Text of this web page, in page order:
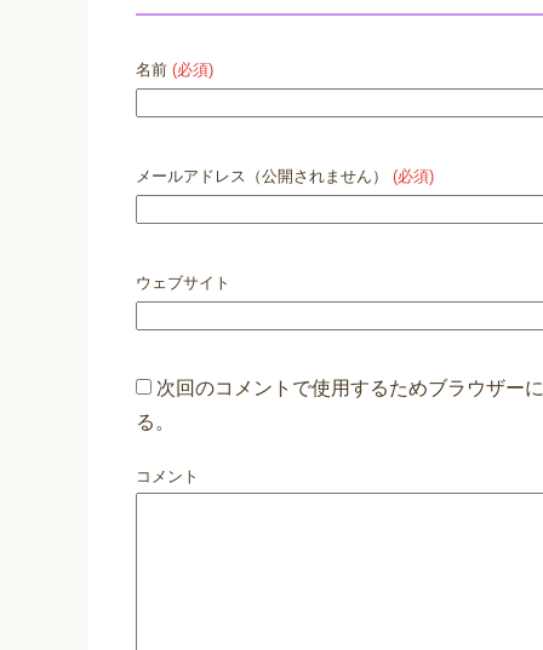
名前 (必須)
メールアドレス（公開されません） (必須)
ウェブサイト
次回のコメントで使用するためブラウザー
る。
コメント